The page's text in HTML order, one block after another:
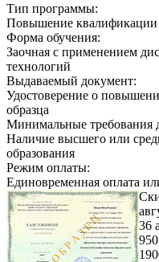
Тип программы:
Повышение квалификации
Форма обучения:
Заочная с применением
технологий
Выдаваемый документ:
Удостоверение о
образца
Минимальные требования
Наличие высшего или
образования
Режим оплаты:
Единовременная оплата
36